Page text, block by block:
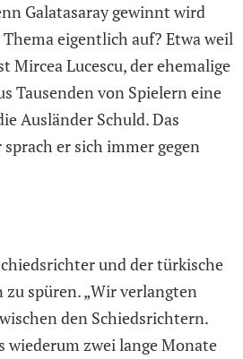
Galatasaray gewinnt wird
eigentlich auf? Etwa weil
Mircea Lucescu, der ehemalige
Tausenden von Spielern eine
Ausländer Schuld. Das
er sich immer gegen
und der türkische
spüren. „Wir verlangten
den Schiedsrichtern.
wiederum zwei lange Monate